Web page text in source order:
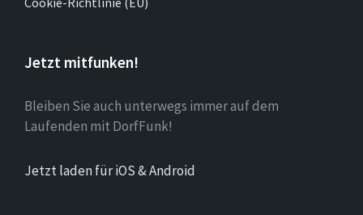
Jetzt mitfunken!
Bleiben Sie auch unterwegs immer auf dem
Laufenden mit DorfFunk!
Jetzt laden für iOS & Android